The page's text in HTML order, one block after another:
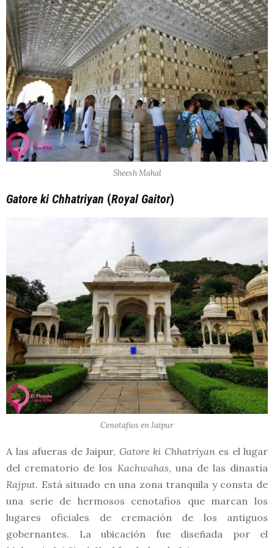
Sheesh Mahal
Gatore ki Chhatriyan (Royal Gaitor)
Cenotafios en Jaipur
A las afueras de Jaipur, Gatore ki Chhatriyanes el lugar
del crematorio de los Kachwahas, una de las dinastía
Rajput. Está situado en una zona tranquila y consta de
una serie de hermosos cenotafios que marcan los
lugares oficiales de cremación de los antiguos
gobernantes. La ubicación fue diseñada por el